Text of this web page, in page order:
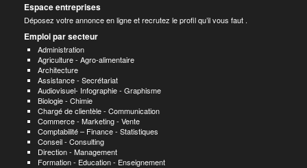
Espace entreprises
Déposez votre annonce en ligne et recrutez le profil qu’il vous faut .
Emploi par secteur
Administration
Agriculture - Agro-alimentaire
Architecture
Assistance - Secrétariat
Audiovisuel- Infographie - Graphisme
Biologie - Chimie
Chargé de clientèle - Communication
Commerce - Marketing - Vente
Comptabilité – Finance - Statistiques
Conseil - Consulting
Direction - Management
Formation - Education - Enseignement